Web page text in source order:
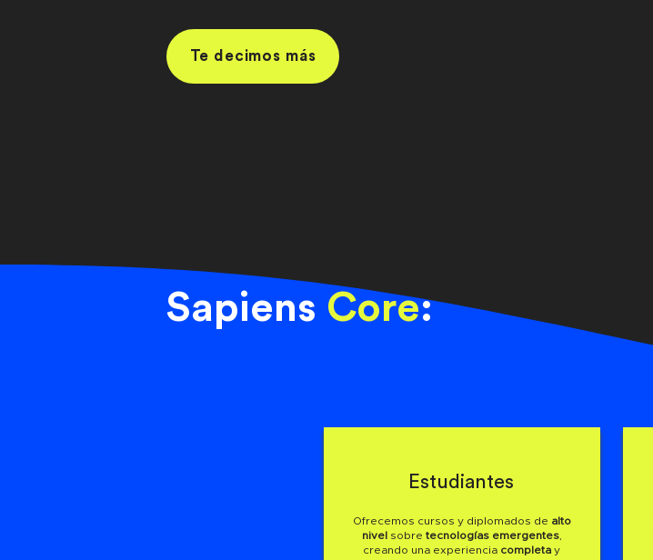
Te decimos más
Sapiens Core:
Estudiantes
Ofrecemos cursos y diplomados de alto
nivelsobre tecnologías emergentes,
creando una experiencia completa y